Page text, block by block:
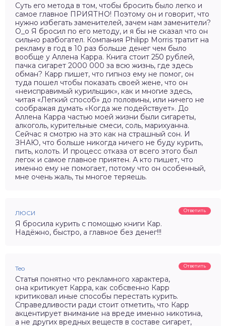
Суть его метода в том, чтобы бросить было легко и
самое главное ПРИЯТНО! Поэтому он и говорит, что
нужно избегать заменителей, зачем нам заменители?
О_о Я бросил по его методу, и я бы не сказал что он
сильно разбогател. Компания Philipp Morris тратит на
рекламу в год в 10 раз больше денег чем было
вообще у Аллена Карра. Книга стоит 250 рублей,
пачка сигарет 2000 000 за всю жизнь, где здесь
обман? Карр пишет, что гипноз ему не помог, он
туда пошел чтобы показать своей жене, что он
«неисправимый курильщик», как и многие здесь,
читая «Легкий способ» до половины, или ничего не
соображая думать «Когда же подействует». До
Аллена Карра частью моей жизни были сигареты,
алкоголь, курительные смеси, соль, марихуанна.
Сейчас я смотрю на это как на страшный сон. И
ЗНАЮ, что больше никогда ничего не буду курить,
пить, колоть. И процесс отказа от всего этого был
легок и самое главное приятен. А кто пишет, что
именно ему не помогает, потому что он особенный,
мне очень жаль, ты многое теряешь.
ЛЮСИ Ответить
Я бросила курить с помощью книги Кар.
Надёжно, быстро, а главное без денег!!!
Teo Ответить
Статья понятно что рекламного характера,
она критикует Карра, как собсвенно Карр
критиковал иные способы перестать курить.
Справедливости ради стоит отметить, что Карр
акцентирует внимание на вреде именно никотина,
а не других вредных веществ в составе сигарет,